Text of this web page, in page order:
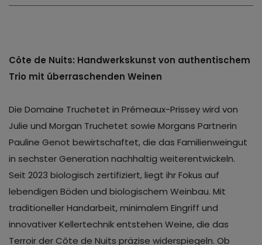
Côte de Nuits: Handwerkskunst von authentischem
Trio mit überraschenden Weinen
Die Domaine Truchetet in Prémeaux-Prissey wird von
Julie und Morgan Truchetet sowie Morgans Partnerin
Pauline Genot bewirtschaftet, die das Familienweingut
in sechster Generation nachhaltig weiterentwickeln.
Seit 2023 biologisch zertifiziert, liegt ihr Fokus auf
lebendigen Böden und biologischem Weinbau. Mit
traditioneller Handarbeit, minimalem Eingriff und
innovativer Kellertechnik entstehen Weine, die das
Terroir der Côte de Nuits präzise widerspiegeln. Ob